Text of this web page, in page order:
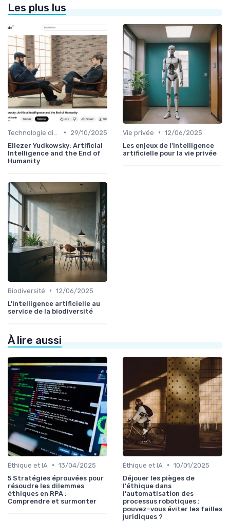
Les plus lus
•
29/10/2025
Eliezer Yudkowsky: Artificial
Intelligence and the End of
Humanity
Vie privée • 12/06/2025
Les enjeux de l'intelligence
artificielle pour la vie privée
Biodiversité • 12/06/2025
L'intelligence artificielle au
service de la biodiversité
À lire aussi
Éthique et IA • 13/04/2025
5 Stratégies éprouvées pour
résoudre les dilemmes
éthiques en RPA :
Comprendre et surmonter
Éthique et IA • 10/01/2025
Déjouer les pièges de
l'éthique dans
l'automatisation des
processus robotiques :
pouvez-vous éviter les failles
juridiques ?